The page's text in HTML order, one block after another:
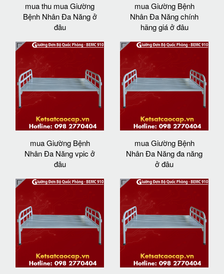
mua thu mua Giường
Bệnh Nhân Đa Năng ở
đâu
mua Giường Bệnh
Nhân Đa Năng chính
hãng giá ở đâu
mua Giường Bệnh
Nhân Đa Năng vpic ở
đâu
mua Giường Bệnh
Nhân Đa Năng đa năng
ở đâu